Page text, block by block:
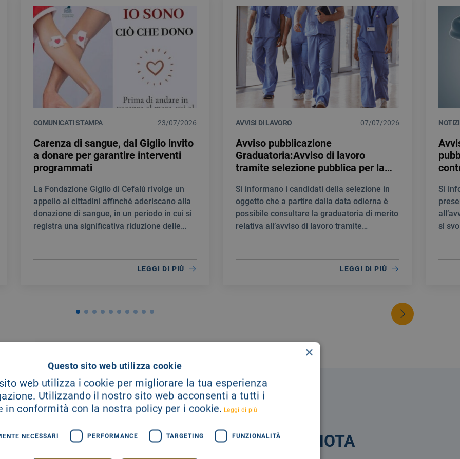
COMUNICATI STAMPA 23/07/2026
Carenza di sangue, dal Giglio invito
a donare per garantire interventi
programmati
La Fondazione Giglio di Cefalù rivolge un
appello ai cittadini affinché aderiscano alla
donazione di sangue, in un periodo in cui si
registra una significativa riduzione delle
LEGGI DI PIÙ
AVVISI DI LAVORO 07/07/2026
Avviso pubblicazione
Graduatoria:Avviso di lavoro
tramite selezione pubblica per la
merito al fine di individuare
personale idoneo per la stipula di
contratti a tempo determinato
quale INFERMIERE
Si informano i candidati della selezione in
oggetto che a partire dalla data odierna è
possibile consultare la graduatoria di merito
relativa all’avviso di lavoro tramite
personale idoneo per la stipula di contratti a
LEGGI DI PIÙ
E
Si
si
TUA
PRENOTA
×
Questo sito web utilizza cookie
web utilizza i cookie per migliorare la tua esperienza
Utilizzando il nostro sito web acconsenti a tutti i
in conformità con la nostra policy per i cookie. Leggi di più
NECESSARI PERFORMANCE TARGETING FUNZIONALITÀ